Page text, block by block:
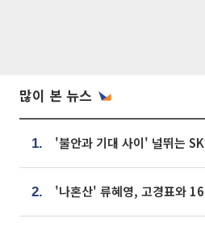
많이 본 뉴스
1.
2.